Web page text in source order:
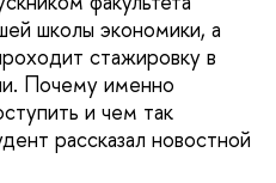
школы экономики, а
стажировку в
Почему именно
и чем так
рассказал новостной